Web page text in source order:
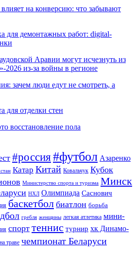
на конверсию: что забывают
для демонтажных работ: digital-
Аравии могут исчезнуть из
2026 из-за войны в регионе
зачем люди едут не смотреть, а
для отделки стен
восстановление пола
#россия#футбол Азаренко
Катар Китай Ковальчук Кубок
Министерство спорта и туризма Минск
НХЛ Олимпиада Саснович
баскетбол биатлон борьба
гребля женщины легкая атлетика мини-
спорт теннис турнир хк Динамо-
траве чемпионат Беларуси